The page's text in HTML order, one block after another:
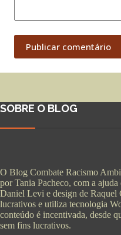
Publicar comentário
SOBRE O BLOG
O Blog Combate Racismo
por Tania Pacheco, com a
Daniel Levi e design de Raquel
lucrativos e utiliza tecnologia
conteúdo é incentivada, desde
sem fins lucrativos.